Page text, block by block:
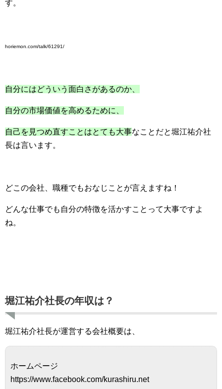
す。
horiemon.com/talk/61291/
自分にはどういう面白さがあるのか、
自分の市場価値を高めるために、
自己を見つめ直すことはとても大事なことだと堀江祐介社
長は言います。
どこの会社、職種でもおなじことが言えますね！
どんな仕事でも自分の特徴を活かすことって大事ですよ
ね。
堀江祐介社長の年収は？
堀江祐介社長が運営する会社概要は、
ホームページ
https://www.facebook.com/kurashiru.net